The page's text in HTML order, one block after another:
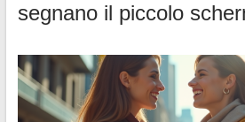
segnano il piccolo